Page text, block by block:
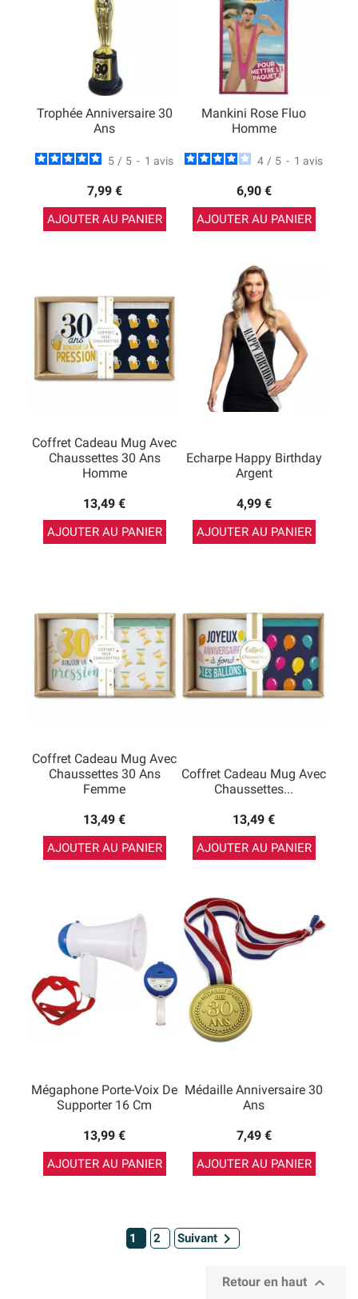
Trophée Anniversaire 30
Ans
5 / 5 - 1 avis
7,99 €
AJOUTER AU PANIER
Mankini Rose Fluo
Homme
4 / 5 - 1 avis
6,90 €
AJOUTER AU PANIER
Coffret Cadeau Mug Avec
Chaussettes 30 Ans
Homme
13,49 €
AJOUTER AU PANIER
Echarpe Happy Birthday
Argent
4,99 €
AJOUTER AU PANIER
Coffret Cadeau Mug Avec
Chaussettes 30 Ans
Femme
13,49 €
AJOUTER AU PANIER
Coffret Cadeau Mug Avec
Chaussettes...
13,49 €
AJOUTER AU PANIER
Mégaphone Porte-Voix De
Supporter 16 Cm
13,99 €
AJOUTER AU PANIER
Médaille Anniversaire 30
Ans
7,49 €
AJOUTER AU PANIER
1 2 Suivant 
Retour en haut 